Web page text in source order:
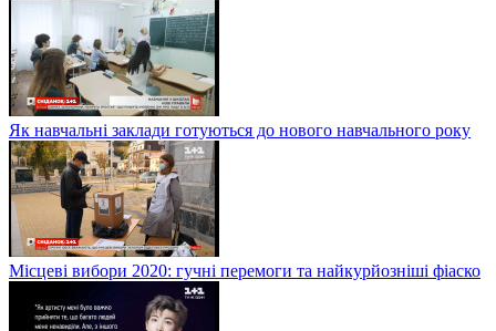
Як навчальні заклади готуються до нового навчального року
Місцеві вибори 2020: гучні перемоги та найкурйозніші фіаско